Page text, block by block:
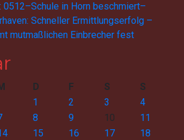
0512–Schule in Horn beschmiert–
Schneller Ermittlungserfolg –
mutmaßlichen Einbrecher fest
D F S
S
1
2 3
4
8 9 10
11
15 16 17
18